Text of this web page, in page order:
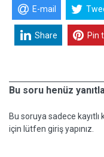
E-mail
Share Pin
Bu soru henüz
Bu soruya sadece kayıtlı
için lütfen giriş yapınız.